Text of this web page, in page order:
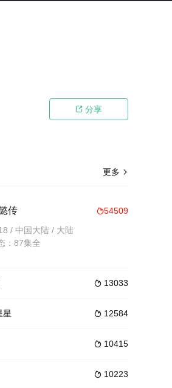
 分享
更多 
54509
传
/ 中国大陆 / 大陆
：87集全
 13033
 12584
星
 10415
 10223